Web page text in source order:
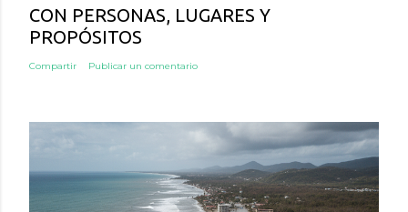
CON PERSONAS, LUGARES Y
PROPÓSITOS
Compartir Publicar un comentario